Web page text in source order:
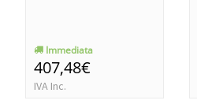
Immediata
407,48€
IVA Inc.